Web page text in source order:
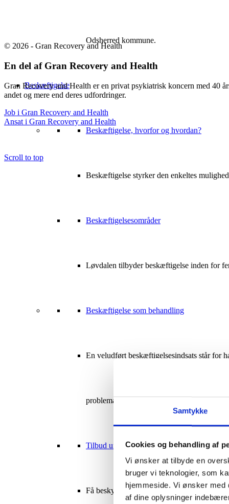
Samtykke
Cookies og behandling af
Vi ønsker at tilbyde en
bruger vi teknologier, som
hjemmeside. Vi ønsker med
af dine oplysninger
Odsherred kommune.
Beskæftigelse
Beskæftigelse, hvorfor og hvordan?
Beskæftigelse styrker den enkeltes
Beskæftigelsesområder
Løvdalen tilbyder beskæftigelse inden for
Beskæftigelse som behandling
En veludført beskæftigelsesindsats står for
problematikker.
Tilbud under SEL § 103 og § 104
Få beskyttet beskæftigelse eller aktivitet
© 2026 - Gran Recovery and Health
En del af Gran Recovery and Health
Gran Recovery and Health er en privat psykiatrisk koncern med 40
andet og mere end deres udfordringer.
Job i Gran Recovery and Health
Ansat i Gran Recovery and Health
Scroll to top